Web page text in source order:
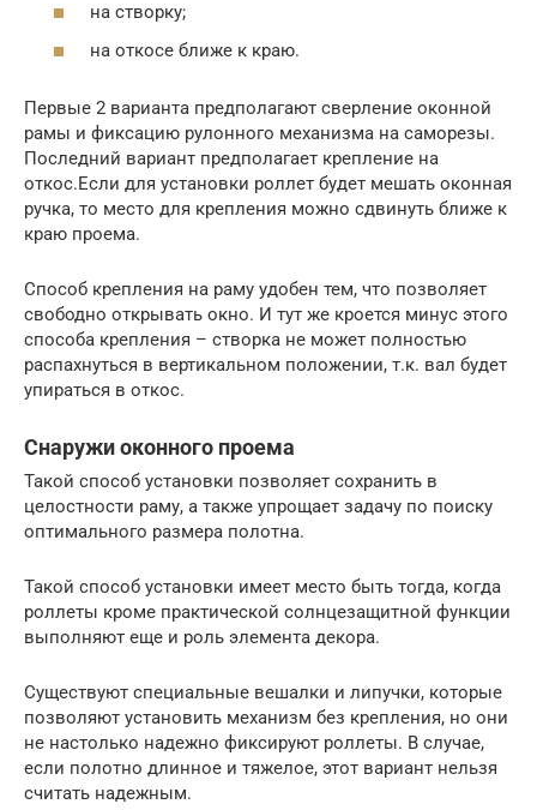
на створку;
на откосе ближе к краю.
Первые 2 варианта предполагают сверление оконной
рамы и фиксацию рулонного механизма на саморезы.
Последний вариант предполагает крепление на
откос.Если для установки роллет будет мешать оконная
ручка, то место для крепления можно сдвинуть ближе к
краю проема.
Способ крепления на раму удобен тем, что позволяет
свободно открывать окно. И тут же кроется минус этого
способа крепления – створка не может полностью
распахнуться в вертикальном положении, т.к. вал будет
упираться в откос.
Снаружи оконного проема
Такой способ установки позволяет сохранить в
целостности раму, а также упрощает задачу по поиску
оптимального размера полотна.
Такой способ установки имеет место быть тогда, когда
роллеты кроме практической солнцезащитной функции
выполняют еще и роль элемента декора.
Существуют специальные вешалки и липучки, которые
позволяют установить механизм без крепления, но они
не настолько надежно фиксируют роллеты. В случае,
если полотно длинное и тяжелое, этот вариант нельзя
считать надежным.